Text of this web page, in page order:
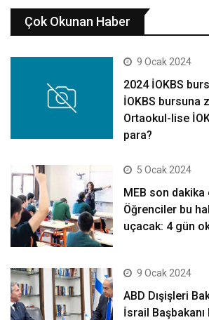
Çok Okunan Haber
9 Ocak 2024
2024 İOKBS
İOKBS bursuna
Ortaokul-lise
para?
5 Ocak 2024
MEB son
Öğrenciler bu
uçacak: 4 gün
9 Ocak 2024
ABD Dışişleri
İsrail Başbakanı